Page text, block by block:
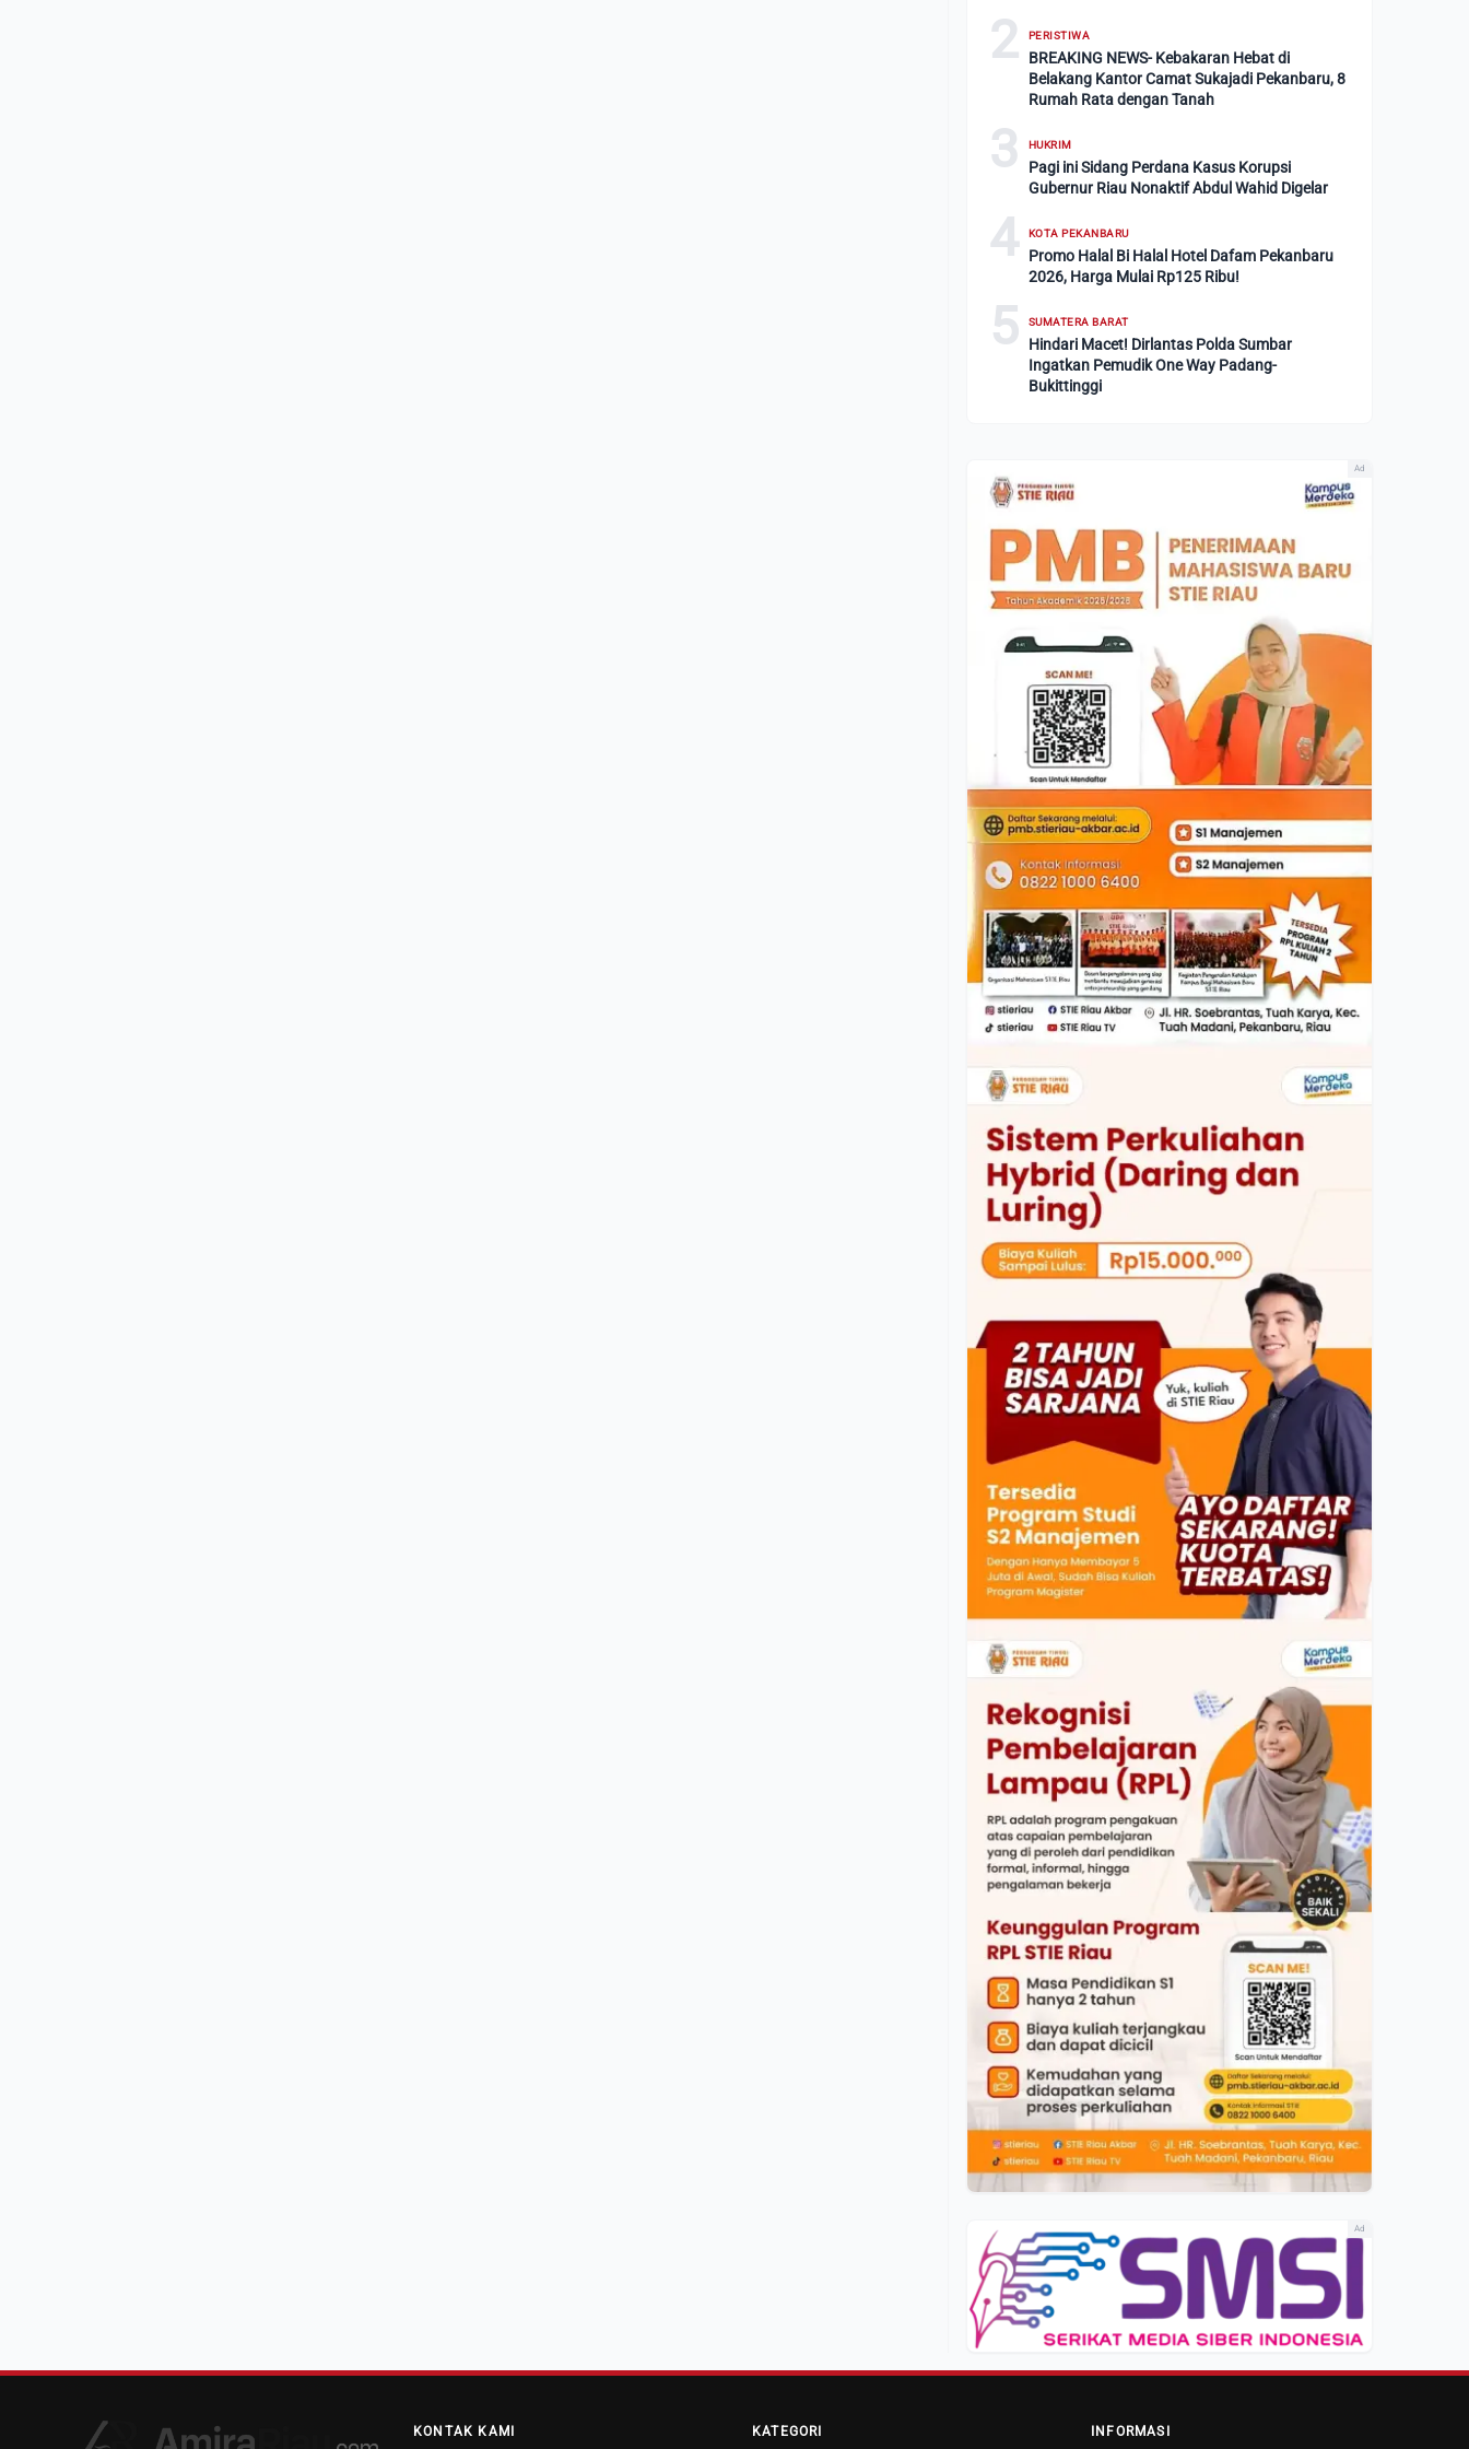
2 PERISTIWA
BREAKING NEWS- Kebakaran Hebat di
Belakang Kantor Camat Sukajadi Pekanbaru, 8
Rumah Rata dengan Tanah
3 HUKRIM
Pagi ini Sidang Perdana Kasus Korupsi
Gubernur Riau Nonaktif Abdul Wahid Digelar
4 KOTA PEKANBARU
Promo Halal Bi Halal Hotel Dafam Pekanbaru
2026, Harga Mulai Rp125 Ribu!
5 SUMATERA BARAT
Hindari Macet! Dirlantas Polda Sumbar
Ingatkan Pemudik One Way Padang-
Bukittinggi
Ad
Ad
KONTAK KAMI KATEGORI INFORMASI